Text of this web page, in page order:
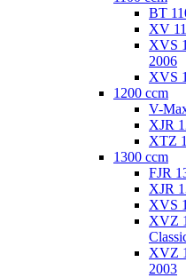
BT
XV
XVS
2006
XVS
1200 ccm
V-
XJR
XTZ
1300 ccm
FJR
XJR
XVS
XVZ
XVZ
2003